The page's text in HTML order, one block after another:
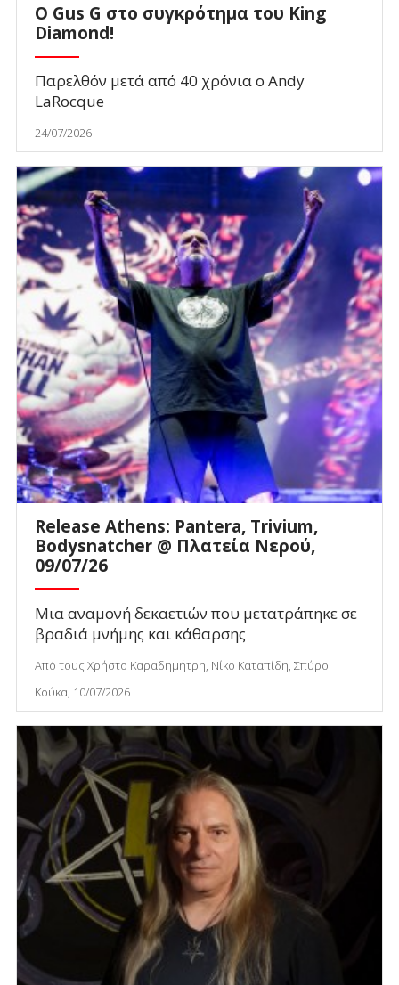
O Gus G στο συγκρότημα του King
Diamond!
Παρελθόν μετά από 40 χρόνια ο Andy
LaRocque
24/07/2026
Release Athens: Pantera, Trivium,
Bodysnatcher @ Πλατεία Νερού,
09/07/26
Μια αναμονή δεκαετιών που μετατράπηκε σε
βραδιά μνήμης και κάθαρσης
Από τους Χρήστο Καραδημήτρη, Νίκο Καταπίδη, Σπύρο
Κούκα, 10/07/2026